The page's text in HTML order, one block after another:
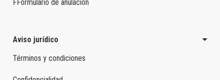
FFormulario de anulación
Aviso jurídico
Términos y condiciones